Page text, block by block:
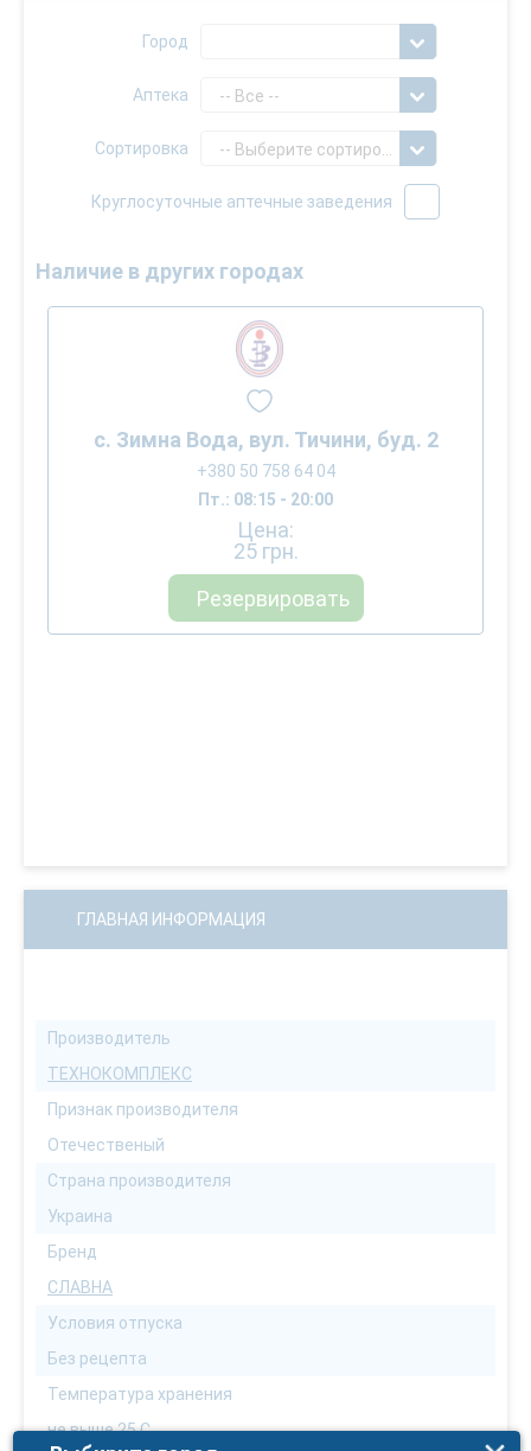
Город
Аптека -- Все --
Сортировка
Круглосуточные аптечные заведения
Наличие в других городах
с. Зимна Вода, вул. Тичини, буд. 2
+380 50 758 64 04
Пт.: 08:15 - 20:00
Цена:
25 грн.
Резервировать
ГЛАВНАЯ ИНФОРМАЦИЯ
Производитель
ТЕХНОКОМПЛЕКС
Признак производителя
Отечественый
Страна производителя
Украина
Бренд
СЛАВНА
Условия отпуска
Без рецепта
Температура хранения
не выше 25 С